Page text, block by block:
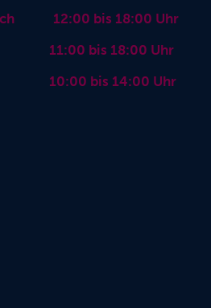
12:00 bis 18:00 Uhr
bis 18:00 Uhr
bis 14:00 Uhr